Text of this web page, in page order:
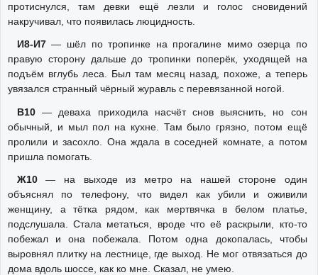
протиснулся, там девки ещё лезли и голос сновидений
накручивал, что появилась люцидность.
И8-И7— шёл по тропинке на прогалине мимо озерца по
правую сторону дальше до тропинки поперёк, уходящей на
подъём вглубь леса. Был там месяц назад, похоже, а теперь
увязался странный чёрный журавль с перевязанной ногой.
В10— деваха приходила насчёт снов выяснить, но сон
обычный, и мыл пол на кухне. Там было грязно, потом ещё
пролили и засохло. Она ждала в соседней комнате, а потом
пришла помогать.
Ж10— на выходе из метро на нашей стороне один
объяснял по телефону, что видел как убили и оживили
женщину, а тётка рядом, как мертвячка в белом платье,
подслушала. Стала метаться, вроде что её раскрыли, кто-то
побежал и она побежала. Потом одна докопалась, чтобы
выровнял плитку на лестнице, где выход. Не мог отвязаться до
дома вдоль шоссе, как ко мне. Сказал, не умею.